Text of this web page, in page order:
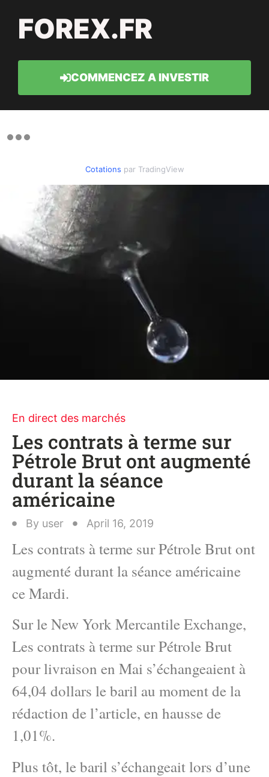
FOREX.FR
COMMENCEZ A INVESTIR
Cotations par TradingView
En direct des marchés
Les contrats à terme sur
Pétrole Brut ont augmenté
durant la séance
américaine
By user April 16, 2019
Les contrats à terme sur Pétrole Brut ont
augmenté durant la séance américaine
ce Mardi.
Sur le New York Mercantile Exchange,
Les contrats à terme sur Pétrole Brut
pour livraison en Mai s’échangeaient à
64,04 dollars le baril au moment de la
rédaction de l’article, en hausse de
1,01%.
Plus tôt, le baril s’échangeait lors d’une